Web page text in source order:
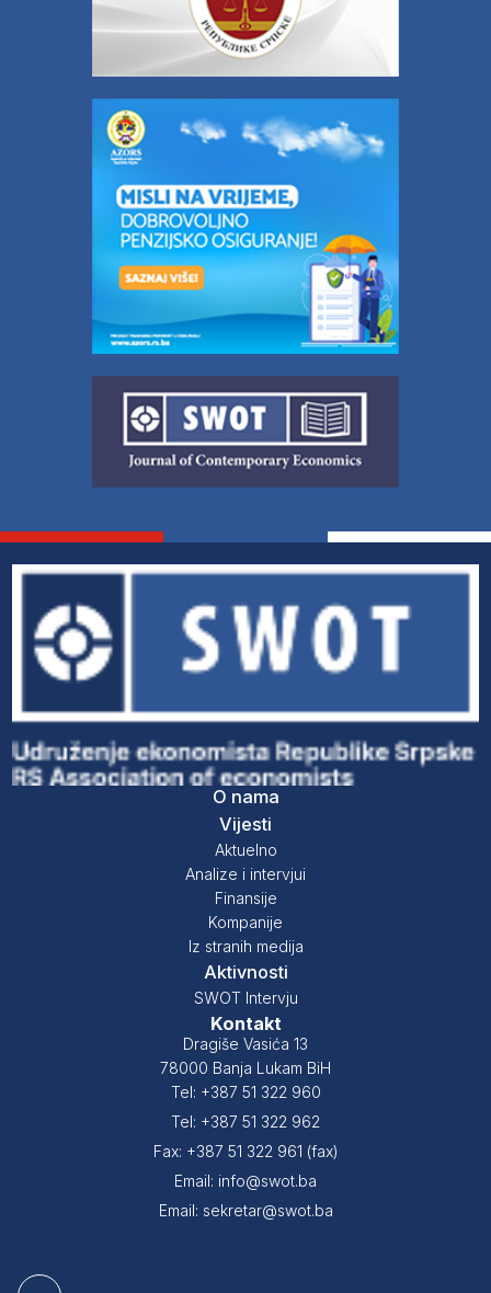
O nama
Vijesti
Aktuelno
Analize i intervjui
Finansije
Kompanije
Iz stranih medija
Aktivnosti
SWOT Intervju
Kontakt
Dragiše Vasića 13
78000 Banja Lukam BiH
Tel: +387 51 322 960
Tel: +387 51 322 962
Fax: +387 51 322 961 (fax)
Email: info@swot.ba
Email: sekretar@swot.ba